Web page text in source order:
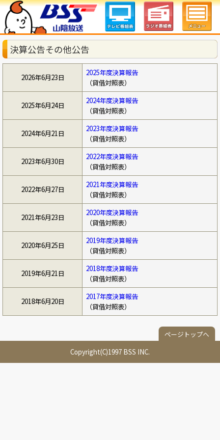
決算公告その他公告
2026年6月23日
2025年度決算報告
（貸借対照表）
2025年6月24日
2024年度決算報告
（貸借対照表）
2024年6月21日
2023年度決算報告
（貸借対照表）
2023年6月30日
2022年度決算報告
（貸借対照表）
2022年6月27日
2021年度決算報告
（貸借対照表）
2021年6月23日
2020年度決算報告
（貸借対照表）
2020年6月25日
2019年度決算報告
（貸借対照表）
2019年6月21日
2018年度決算報告
（貸借対照表）
2018年6月20日
2017年度決算報告
（貸借対照表）
ページトップへ
Copyright(C)1997 BSS INC.